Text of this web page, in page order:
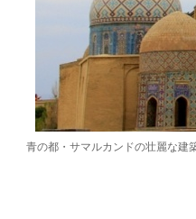
青の都・サマルカンドの壮麗な建